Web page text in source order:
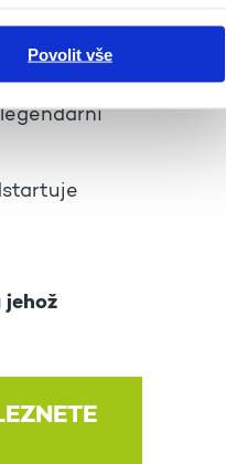
Povolit vše
Karlova
jehož